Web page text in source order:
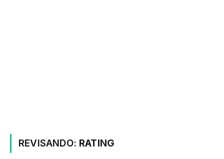
REVISANDO: RATING